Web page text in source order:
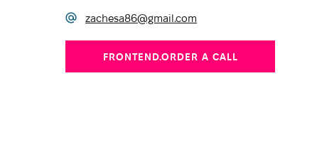
zachesa86@gmail.com
FRONTEND.ORDER A CALL